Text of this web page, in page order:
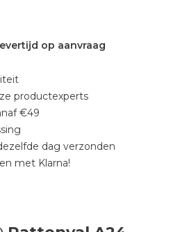
op aanvraag
productexperts
€49
dag verzonden
met Klarna!